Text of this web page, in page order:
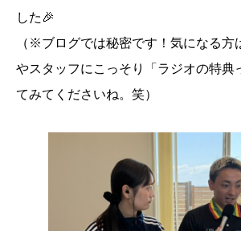
した🎉
（※ブログでは秘密です！気になる方
やスタッフにこっそり「ラジオの特
てみてくださいね。笑）